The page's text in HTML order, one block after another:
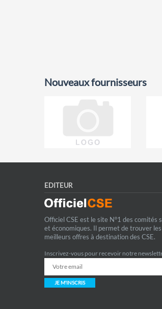
Nouveaux fournisseurs
EDITEUR
Officiel CSE est le site N°1 des comités
et économiques. Il permet de trouver les
meilleurs offres à destination des CSE.
Inscrivez-vous pour recevoir notre
JE M'INSCRIS